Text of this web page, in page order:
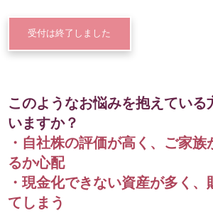
受付は終了しました
このようなお悩みを抱えている
いますか？
・自社株の評価が高く、ご家族
るか心配
・現金化できない資産が多く
てしまう